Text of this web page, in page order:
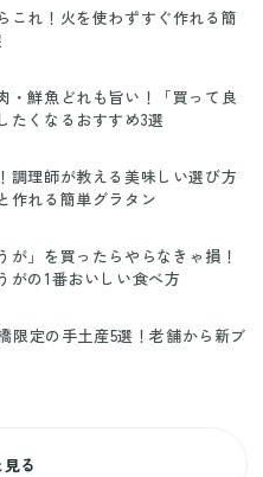
これ！火を使わずすぐ作れる簡
・鮮魚どれも旨い！「買って良
たくなるおすすめ3選
調理師が教える美味しい選び方
作れる簡単グラタン
が」を買ったらやらなきゃ損！
がの1番おいしい食べ方
限定の手土産5選！老舗から新ブ
る